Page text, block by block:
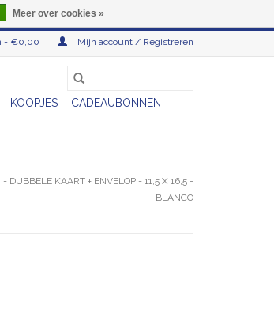
- €0,00 Mijn account / Registreren
KOOPJES
CADEAUBONNEN
KAART + ENVELOP - 11,5 X 16,5 -
BLANCO
Meer over cookies »